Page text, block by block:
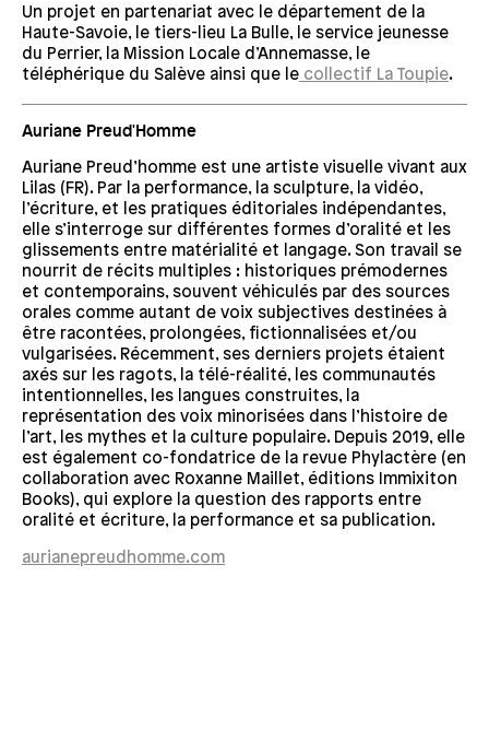
Un projet en partenariat avec le département de la
Haute-Savoie, le tiers-lieu La Bulle, le service jeunesse
du Perrier, la Mission Locale d’Annemasse, le
téléphérique du Salève ainsi que le collectif La Toupie.
Auriane Preud'Homme
Auriane Preud’homme est une artiste visuelle vivant aux
Lilas (FR). Par la performance, la sculpture, la vidéo,
l’écriture, et les pratiques éditoriales indépendantes,
elle s’interroge sur différentes formes d’oralité et les
glissements entre matérialité et langage. Son travail se
nourrit de récits multiples : historiques prémodernes
et contemporains, souvent véhiculés par des sources
orales comme autant de voix subjectives destinées à
être racontées, prolongées, fictionnalisées et/ou
vulgarisées. Récemment, ses derniers projets étaient
axés sur les ragots, la télé-réalité, les communautés
intentionnelles, les langues construites, la
représentation des voix minorisées dans l’histoire de
l’art, les mythes et la culture populaire. Depuis 2019, elle
est également co-fondatrice de la revue Phylactère (en
collaboration avec Roxanne Maillet, éditions Immixiton
Books), qui explore la question des rapports entre
oralité et écriture, la performance et sa publication.
aurianepreudhomme.com